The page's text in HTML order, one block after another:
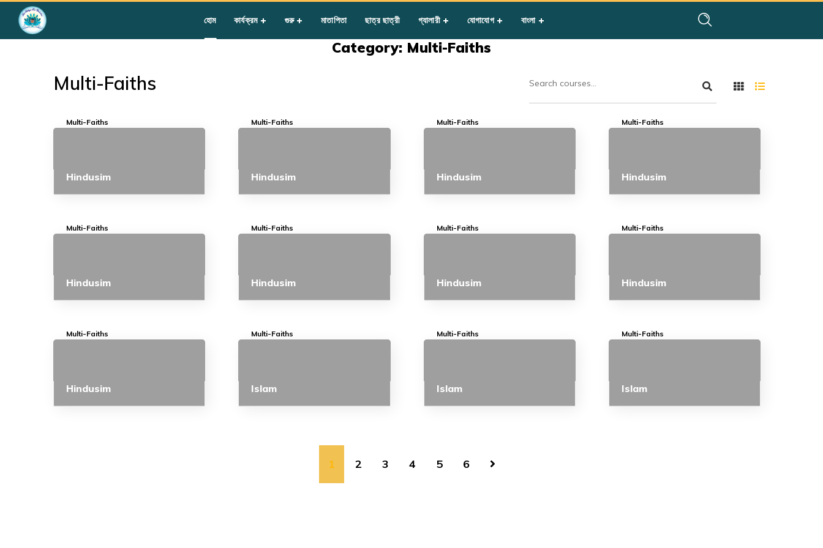
হোম কার্যক্রম গুরু মাতাপিতা ছাত্র ছাত্রী গ্যালারী যোগাযোগ বাংলা
Multi-Faiths
Category: Multi-Faiths
Multi-Faiths
Multi-Faiths
Hindusim
Multi-Faiths
Hindusim
Multi-Faiths
Hindusim
Multi-Faiths
Hindusim
Multi-Faiths
Hindusim
Multi-Faiths
Hindusim
Multi-Faiths
Hindusim
Multi-Faiths
Hindusim
Multi-Faiths
Hindusim
Multi-Faiths
Islam
Multi-Faiths
Islam
Multi-Faiths
Islam
1 2 3 4 5 6